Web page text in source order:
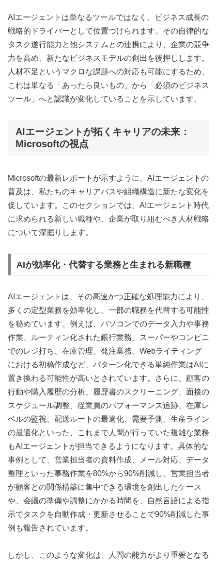
AIエージェントは単なるツールではなく、ビジネス成長の
戦略的ドライバーとして位置づけられます。その自律的な
タスク遂行能力と他システムとの連携により、企業の競争
力を高め、新たなビジネスモデルの創出を後押しします。
人材不足というマクロな課題への対応も可能にするため、
これは単なる「あったら良いもの」から「必須のビジネス
ツール」へと認識が変化していることを示しています。
AIエージェントが拓くキャリアの未来：
Microsoftの視点
Microsoftの最新レポートが示すように、AIエージェントの
普及は、私たちのキャリアパスや組織構造に新たな変化を
促しています。このセクションでは、AIエージェント時代
に求められる新しい職種や、企業が取り組むべき人材戦略
について深掘りします。
AIが効率化・代替する業務と生まれる新職種
AIエージェントは、その高速かつ正確な処理能力により、
多くの定型業務を効率化し、一部の職務を代替する可能性
を秘めています。例えば、パソコンでのデータ入力や事務
作業、ルーティン化された銀行業務、スーパーやコンビニ
でのレジ打ち、在庫管理、発注業務、Webライティング
における初稿作成など、パターン化できる単純作業はAIに
置き換わる可能性が高いとされています。さらに、顧客の
行動や購入履歴の分析、履歴書のスクリーニング、面接の
スケジュール調整、従業員のパフォーマンス追跡、在庫レ
ベルの監視、配送ルートの最適化、需要予測、生産ライン
の最適化といった、これまで人間が行っていた複雑な業務
もAIエージェントが担当できるようになります。具体的な
事例として、営業担当者の資料作成、メール対応、データ
整理といった事務作業を80%から90%削減し、営業担当者
が顧客との関係構築に集中できる環境を創出したケース
や、会議の準備や調整にかかる時間を、自然言語による指
示でタスクを自動作成・更新させることで90%削減した事
例も報告されています。
しかし、このような変化は、人間の能力がより重要となる